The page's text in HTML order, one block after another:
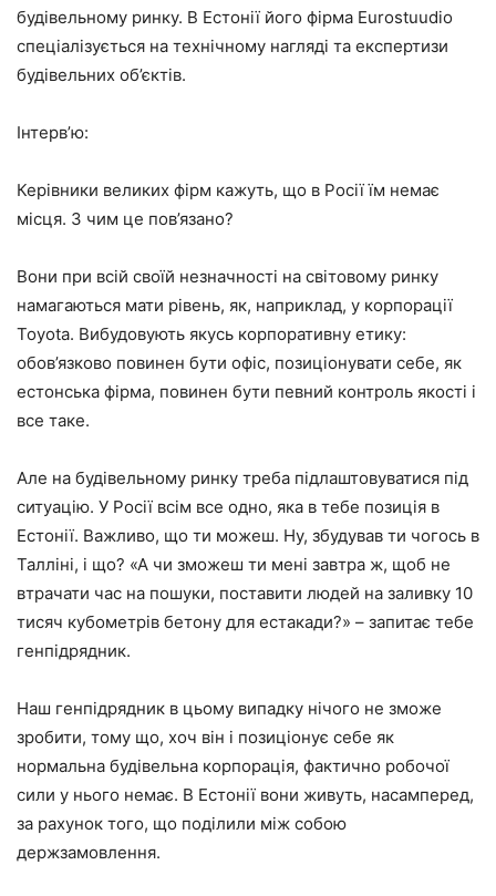
будівельному ринку. В Естонії його фірма Eurostuudio
спеціалізується на технічному нагляді та експертизи
будівельних об’єктів.
Інтерв’ю:
Керівники великих фірм кажуть, що в Росії їм немає
місця. З чим це пов’язано?
Вони при всій своїй незначності на світовому ринку
намагаються мати рівень, як, наприклад, у корпорації
Toyota. Вибудовують якусь корпоративну етику:
обов’язково повинен бути офіс, позиціонувати себе, як
естонська фірма, повинен бути певний контроль якості і
все таке.
Але на будівельному ринку треба підлаштовуватися під
ситуацію. У Росії всім все одно, яка в тебе позиція в
Естонії. Важливо, що ти можеш. Ну, збудував ти чогось в
Талліні, і що? «А чи зможеш ти мені завтра ж, щоб не
втрачати час на пошуки, поставити людей на заливку 10
тисяч кубометрів бетону для естакади?» – запитає тебе
генпідрядник.
Наш генпідрядник в цьому випадку нічого не зможе
зробити, тому що, хоч він і позиціонує себе як
нормальна будівельна корпорація, фактично робочої
сили у нього немає. В Естонії вони живуть, насамперед,
за рахунок того, що поділили між собою
держзамовлення.